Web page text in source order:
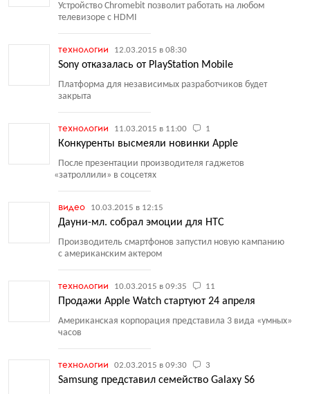
Устройство Chromebit позволит работать на любом
телевизоре с HDMI
технологии 12.03.2015 в 08:30
Sony отказалась от PlayStation Mobile
Платформа для независимых разработчиков будет
закрыта
технологии 11.03.2015 в 11:00 1
Конкуренты высмеяли новинки Apple
После презентации производителя гаджетов
«затроллили» в соцсетях
видео 10.03.2015 в 12:15
Дауни-мл. cобрал эмоции для HTC
Производитель смартфонов запустил новую кампанию
с американским актером
технологии 10.03.2015 в 09:35 11
Продажи Apple Watch стартуют 24 апреля
Американская корпорация представила 3 вида «умных»
часов
технологии 02.03.2015 в 09:30 3
Samsung представил семейство Galaxy S6